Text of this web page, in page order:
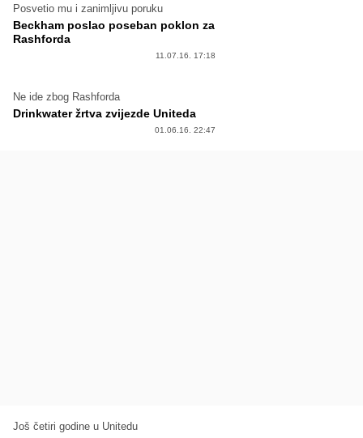
Posvetio mu i zanimljivu poruku
Beckham poslao poseban poklon za
Rashforda
11.07.16. 17:18
Ne ide zbog Rashforda
Drinkwater žrtva zvijezde Uniteda
01.06.16. 22:47
Još četiri godine u Unitedu